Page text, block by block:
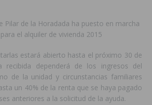
Pilar de la Horadada ha puesto en marcha
el alquiler de vivienda 2015
estará abierto hasta el próximo 30 de
recibida dependerá de los ingresos del
de la unidad y circunstancias familiares
un 40% de la renta que se haya pagado
anteriores a la solicitud de la ayuda.